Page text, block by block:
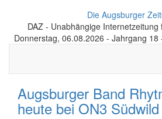
Die Augsburger
DAZ - Unabhängige
Donnerstag, 06.08.2026 - Jahrgang 18
Augsburger Band
heute bei ON3